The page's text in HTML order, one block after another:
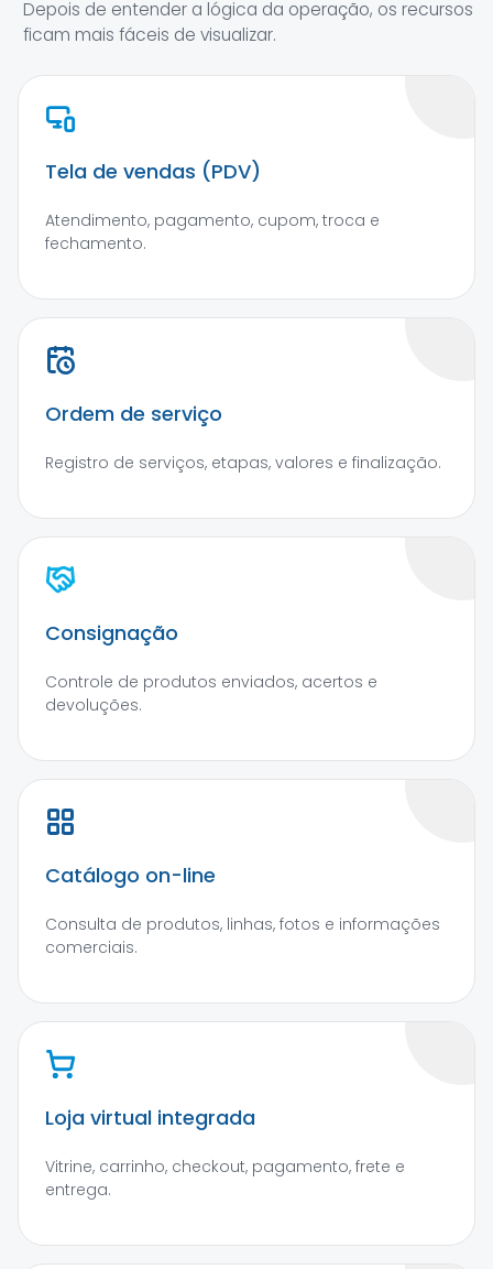
Depois de entender a lógica da operação, os recursos
ficam mais fáceis de visualizar.
Tela de vendas (PDV)
Atendimento, pagamento, cupom, troca e
fechamento.
Ordem de serviço
Registro de serviços, etapas, valores e finalização.
Consignação
Controle de produtos enviados, acertos e
devoluções.
Catálogo on-line
Consulta de produtos, linhas, fotos e informações
comerciais.
Loja virtual integrada
Vitrine, carrinho, checkout, pagamento, frete e
entrega.